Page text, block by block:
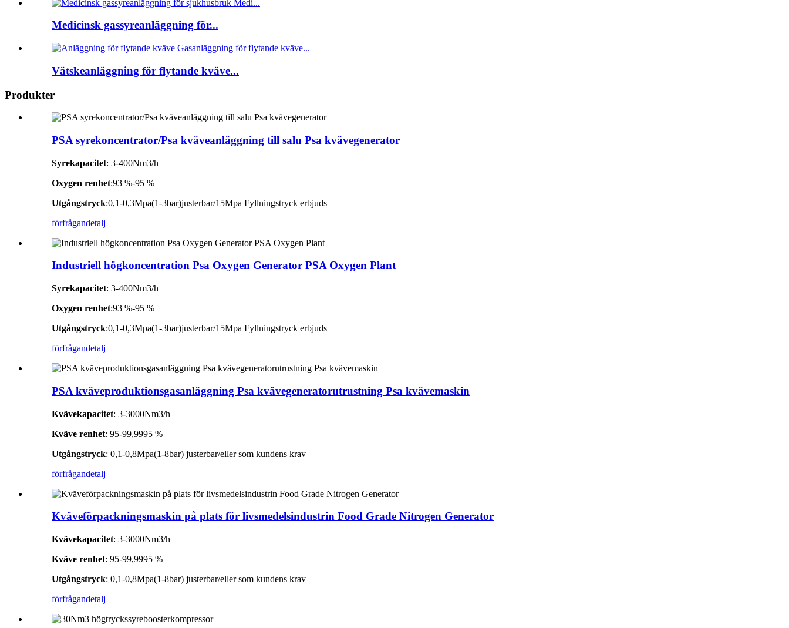
Medicinsk gassyreanläggning för...
Vätskeanläggning för flytande kväve...
Produkter
PSA syrekoncentrator/Psa kväveanläggning till salu Psa kvävegenerator
Syrekapacitet: 3-400Nm3/h
Oxygen renhet:93 %-95 %
Utgångstryck:0,1-0,3Mpa(1-3bar)justerbar/15Mpa Fyllningstryck erbjuds
förfrågandetalj
Industriell högkoncentration Psa Oxygen Generator PSA Oxygen Plant
Syrekapacitet: 3-400Nm3/h
Oxygen renhet:93 %-95 %
Utgångstryck:0,1-0,3Mpa(1-3bar)justerbar/15Mpa Fyllningstryck erbjuds
förfrågandetalj
PSA kväveproduktionsgasanläggning Psa kvävegeneratorutrustning Psa kvävemaskin
Kvävekapacitet: 3-3000Nm3/h
Kväve renhet: 95-99,9995 %
Utgångstryck: 0,1-0,8Mpa(1-8bar) justerbar/eller som kundens krav
förfrågandetalj
Kväveförpackningsmaskin på plats för livsmedelsindustrin Food Grade Nitrogen Generator
Kvävekapacitet: 3-3000Nm3/h
Kväve renhet: 95-99,9995 %
Utgångstryck: 0,1-0,8Mpa(1-8bar) justerbar/eller som kundens krav
förfrågandetalj